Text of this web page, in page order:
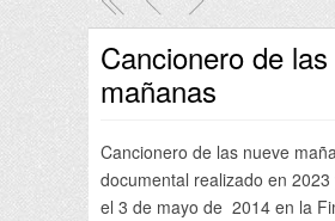
Cancionero de
mañanas
Cancionero de las nueve
documental realizado en
el 3 de mayo de 2014 en la